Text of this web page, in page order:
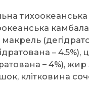
макрель
– 4.5%),
– 4%), жир
клітковина